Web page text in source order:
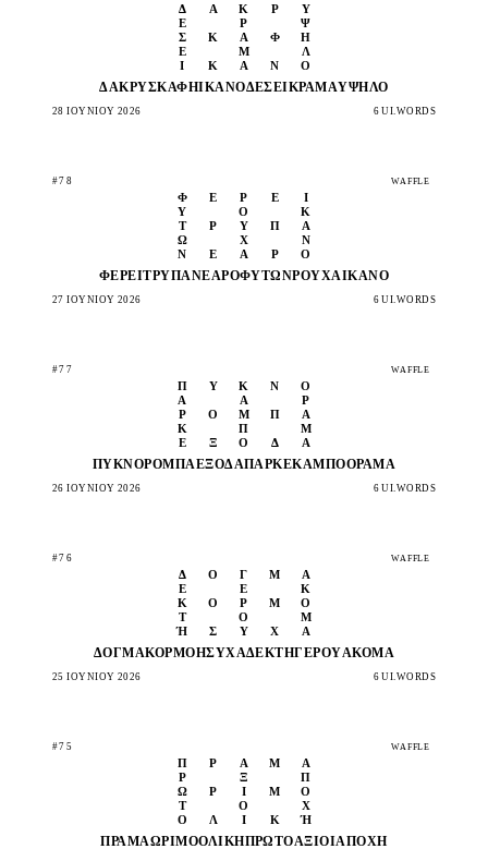
Δ Ά Κ Ρ
Υ
Έ
Ρ
Ψ
Σ
Κ Ά Φ
Η
Ε
Μ
Λ
Ι
Κ Α Ν Ό
ΔΆΚΡΥΣΚΆΦΗΙΚΑΝΌΔΈΣΕΙΚΡΆΜΑΥΨΗΛΌ
28 ΙΟΥΝΊΟΥ 2026 6 UI.WORDS
#78 WAFFLE
Φ Έ Ρ Ε
Ι
Υ
Ο
Κ
Τ
Ρ Ύ Π
Α
Ώ
Χ
Ν
Ν
Ε Α Ρ Ό
ΦΈΡΕΙΤΡΎΠΑΝΕΑΡΌΦΥΤΏΝΡΟΎΧΑΙΚΑΝΌ
27 ΙΟΥΝΊΟΥ 2026 6 UI.WORDS
#77 WAFFLE
Π Υ Κ Ν
Ό
Α
Ά
Ρ
Ρ
Ό Μ Π
Α
Κ
Π
Μ
Έ
Ξ Ο Δ Α
ΠΥΚΝΌΡΌΜΠΑΈΞΟΔΑΠΑΡΚΈΚΆΜΠΟΌΡΑΜΑ
26 ΙΟΥΝΊΟΥ 2026 6 UI.WORDS
#76 WAFFLE
Δ Ό Γ Μ
Α
Ε
Έ
Κ
Κ
Ο Ρ Μ
Ό
Τ
Ο
Μ
Ή
Σ Υ Χ Α
ΔΌΓΜΑΚΟΡΜΌΉΣΥΧΑΔΕΚΤΉΓΈΡΟΥΑΚΌΜΑ
25 ΙΟΥΝΊΟΥ 2026 6 UI.WORDS
#75 WAFFLE
Π Ρ Ά Μ
Α
Ρ
Ξ
Π
Ώ
Ρ Ι Μ
Ο
Τ
Ο
Χ
Ο
Λ Ι Κ Ή
ΠΡΆΜΑΏΡΙΜΟΟΛΙΚΉΠΡΏΤΟΆΞΙΟΙΑΠΟΧΉ